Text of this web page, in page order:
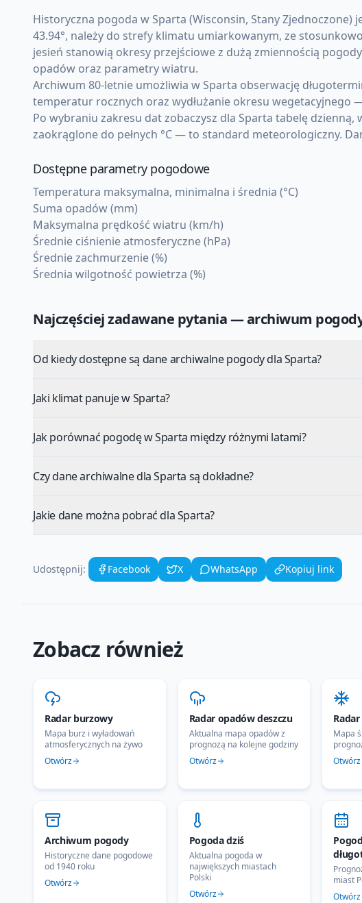
Historyczna pogoda w Sparta (Wisconsin, Stany
43.94°, należy do strefy klimatu umiarkowanym, ze
jesień stanowią okresy przejściowe z dużą zmiennością
opadów oraz parametry wiatru.
Archiwum 80-letnie umożliwia w Sparta obserwację
temperatur rocznych oraz wydłużanie okresu wegetacyjnego
Po wybraniu zakresu dat zobaczysz dla Sparta tabelę
zaokrąglone do pełnych °C — to standard meteorologiczny.
Dostępne parametry pogodowe
Temperatura maksymalna, minimalna i średnia (°C)
Suma opadów (mm)
Maksymalna prędkość wiatru (km/h)
Średnie ciśnienie atmosferyczne (hPa)
Średnie zachmurzenie (%)
Średnia wilgotność powietrza (%)
Najczęściej zadawane pytania — archiwum
Od kiedy dostępne są dane archiwalne pogody dla Sparta?
Jaki klimat panuje w Sparta?
Jak porównać pogodę w Sparta między różnymi latami?
Czy dane archiwalne dla Sparta są dokładne?
Jakie dane można pobrać dla Sparta?
Udostępnij: Facebook X WhatsApp Kopiuj link
Zobacz również
Radar burzowy
Mapa burz i wyładowań
atmosferycznych na żywo
Otwórz
Radar opadów deszczu
Aktualna mapa opadów z
prognozą na kolejne godziny
Otwórz
Mapa
Otwórz
Archiwum pogody
Historyczne dane pogodowe
od 1940 roku
Otwórz
Pogoda dziś
Aktualna pogoda w
największych miastach
Polski
Otwórz
miast
Otwórz